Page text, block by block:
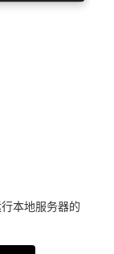
本地服务器的